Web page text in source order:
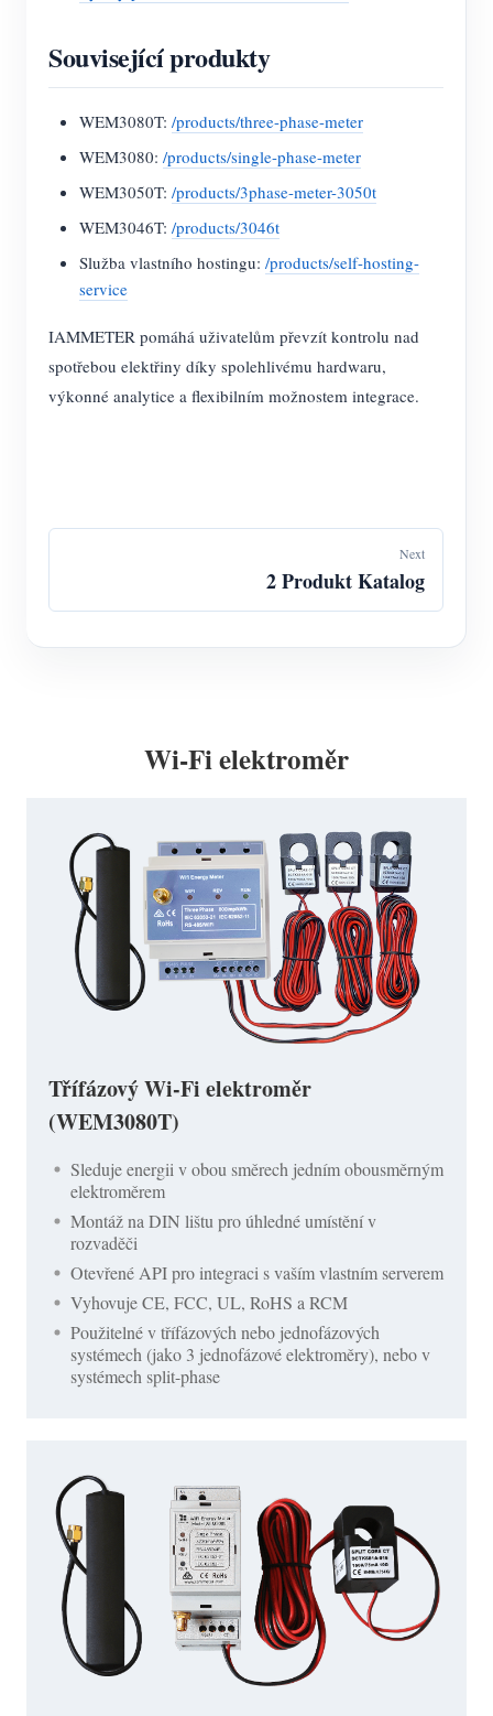
Související produkty
WEM3080T: /products/three-phase-meter
WEM3080: /products/single-phase-meter
WEM3050T: /products/3phase-meter-3050t
WEM3046T: /products/3046t
Služba vlastního hostingu: /products/self-hosting-
service
IAMMETER pomáhá uživatelům převzít kontrolu nad
spotřebou elektřiny díky spolehlivému hardwaru,
výkonné analytice a flexibilním možnostem integrace.
Next
2 Produkt Katalog
Wi-Fi elektroměr
Třífázový Wi-Fi elektroměr
(WEM3080T)
Sleduje energii v obou směrech jedním obousměrným
elektroměrem
Montáž na DIN lištu pro úhledné umístění v
rozvaděči
Otevřené API pro integraci s vaším vlastním serverem
Vyhovuje CE, FCC, UL, RoHS a RCM
Použitelné v třífázových nebo jednofázových
systémech (jako 3 jednofázové elektroměry), nebo v
systémech split-phase